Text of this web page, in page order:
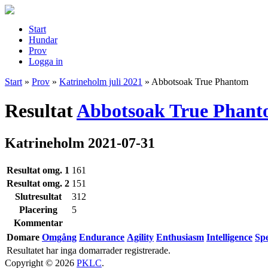
Start
Hundar
Prov
Logga in
Start » Prov » Katrineholm juli 2021 » Abbotsoak True Phantom
ResultatAbbotsoak True
Katrineholm 2021-07-31
Resultat omg. 1 161
Resultat omg. 2 151
Slutresultat
312
Placering
5
Kommentar
Domare Omgång Endurance Agility Enthusiasm Intelligence
Resultatet har inga domarrader registrerade.
Copyright © 2026 PKLC.